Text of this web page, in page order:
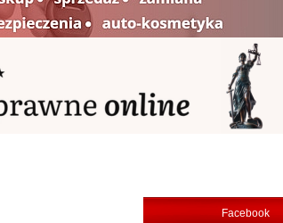
Facebook